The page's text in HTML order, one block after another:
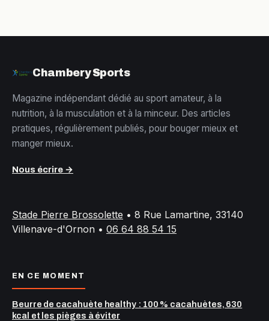
Chambery Sports
Magazine indépendant dédié au sport amateur, à la
nutrition, à la musculation et à la minceur. Des articles
pratiques, régulièrement publiés, pour bouger mieux et
manger mieux.
Nous écrire →
Stade Pierre Brossolette • 8 Rue Lamartine, 33140
Villenave-d'Ornon • 06 64 88 54 15
EN CE MOMENT
Beurre de cacahuète healthy : 100 % cacahuètes, 630
kcal et les pièges à éviter